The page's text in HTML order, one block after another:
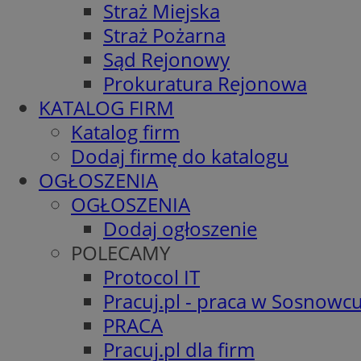
Straż Miejska
Straż Pożarna
Sąd Rejonowy
Prokuratura Rejonowa
KATALOG FIRM
Katalog firm
Dodaj firmę do katalogu
OGŁOSZENIA
OGŁOSZENIA
Dodaj ogłoszenie
POLECAMY
Protocol IT
Pracuj.pl - praca w
PRACA
Pracuj.pl dla firm